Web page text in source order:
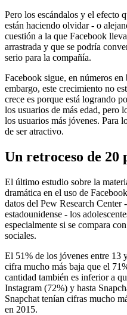
Pero los escándalos y el efecto
están haciendo olvidar - o
cuestión a la que Facebook
arrastrada y que se podría
serio para la compañía.
Facebook sigue, en números
embargo, este crecimiento no
crece es porque está logrando
los usuarios de más edad, pero
los usuarios más jóvenes. Para
de ser atractivo.
Un retroceso de 20
El último estudio sobre la
dramática en el uso de
datos del Pew Research Center
estadounidense - los
especialmente si se compara
sociales.
El 51% de los jóvenes entre 13
cifra mucho más baja que el
cantidad también es inferior a
Instagram (72%) y hasta
Snapchat tenían cifras mucho
en 2015.